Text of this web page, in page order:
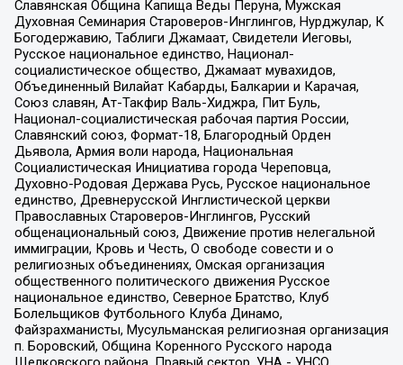
Славянская Община Капища Веды Перуна, Мужская
Духовная Семинария Староверов-Инглингов, Нурджулар, К
Богодержавию, Таблиги Джамаат, Свидетели Иеговы,
Русское национальное единство, Национал-
социалистическое общество, Джамаат мувахидов,
Объединенный Вилайат Кабарды, Балкарии и Карачая,
Союз славян, Ат-Такфир Валь-Хиджра, Пит Буль,
Национал-социалистическая рабочая партия России,
Славянский союз, Формат-18, Благородный Орден
Дьявола, Армия воли народа, Национальная
Социалистическая Инициатива города Череповца,
Духовно-Родовая Держава Русь, Русское национальное
единство, Древнерусской Инглистической церкви
Православных Староверов-Инглингов, Русский
общенациональный союз, Движение против нелегальной
иммиграции, Кровь и Честь, О свободе совести и о
религиозных объединениях, Омская организация
общественного политического движения Русское
национальное единство, Северное Братство, Клуб
Болельщиков Футбольного Клуба Динамо,
Файзрахманисты, Мусульманская религиозная организация
п. Боровский, Община Коренного Русского народа